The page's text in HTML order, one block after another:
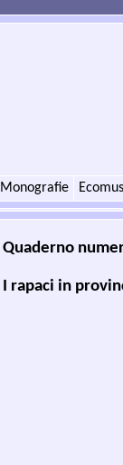
Monografie
Quaderno
I rapaci in